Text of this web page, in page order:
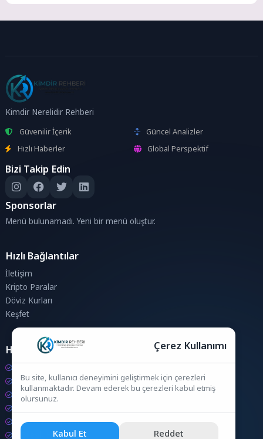
Kimdir Nerelidir Rehberi
Güvenilir İçerik
Güncel Analizler
Hızlı Haberler
Global Perspektif
Bizi Takip Edin
Sponsorlar
Menü bulunamadı. Yeni bir menü oluştur.
Hızlı Bağlantılar
İletişim
Kripto Paralar
Döviz Kurları
Keşfet
Hesaplamalar
Döviz Hesaplama
KDV Hesaplama
Zam Hesaplama
Bileşik Hesaplama
Çerez Kullanımı
Bu site, kullanıcı deneyimini geliştirmek için çerezleri
kullanmaktadır. Devam ederek bu çerezleri kabul etmiş
olursunuz.
Kabul Et Reddet